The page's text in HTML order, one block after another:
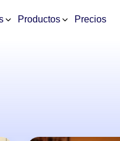
Productos Precios